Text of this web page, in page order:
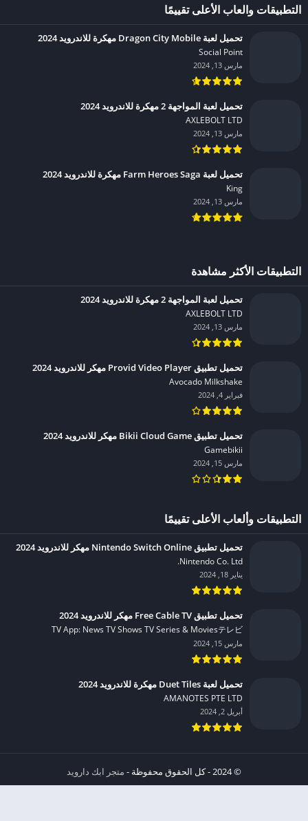
التطبيقات والعاب الأعلى تقييمًا
تحميل لعبة Dragon City Mobile مهكرة للاندرويد 2024
Social Point‏
مارس 13, 2024
تحميل لعبة المواجهة 2 مهكرة للاندرويد 2024
AXLEBOLT LTD‏
مارس 13, 2024
تحميل لعبة Farm Heroes Saga مهكرة للاندرويد 2024
King‏
مارس 13, 2024
التطبيقات الأكثر مشاهدة
تحميل لعبة المواجهة 2 مهكرة للاندرويد 2024
AXLEBOLT LTD‏
مارس 13, 2024
تحميل تطبيق Provid Video Player مهكر للاندرويد 2024
Avocado Milkshake‏
فبراير 4, 2024
تحميل تطبيق Bikii Cloud Game مهكر للاندرويد 2024
Gamebikii‏
مارس 15, 2024
التطبيقات وألعاب الأعلى تقييمًا
تحميل تطبيق Nintendo Switch Online مهكر للاندرويد 2024
Nintendo Co. Ltd.‏
يناير 18, 2024
تحميل تطبيق Free Cable TV مهكر للاندرويد 2024
TV App: News TV Shows TV Series & Moviesテレビ‏
مارس 15, 2024
تحميل لعبة Duet Tiles مهكرة للاندرويد 2024
AMANOTES PTE LTD‏
أبريل 2, 2024
© 2024 - كل الحقوق محفوظة -
متجر ابك دارويد